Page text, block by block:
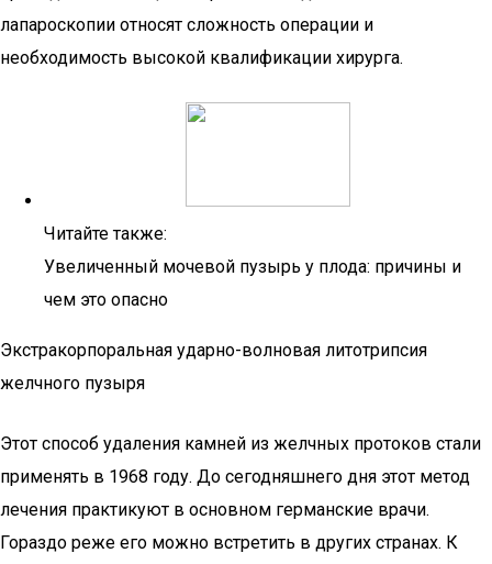
лапароскопии относят сложность операции и
необходимость высокой квалификации хирурга.
Читайте также:
Увеличенный мочевой пузырь у плода: причины и
чем это опасно
Экстракорпоральная ударно-волновая литотрипсия
желчного пузыря
Этот способ удаления камней из желчных протоков стали
применять в 1968 году. До сегодняшнего дня этот метод
лечения практикуют в основном германские врачи.
Гораздо реже его можно встретить в других странах. К